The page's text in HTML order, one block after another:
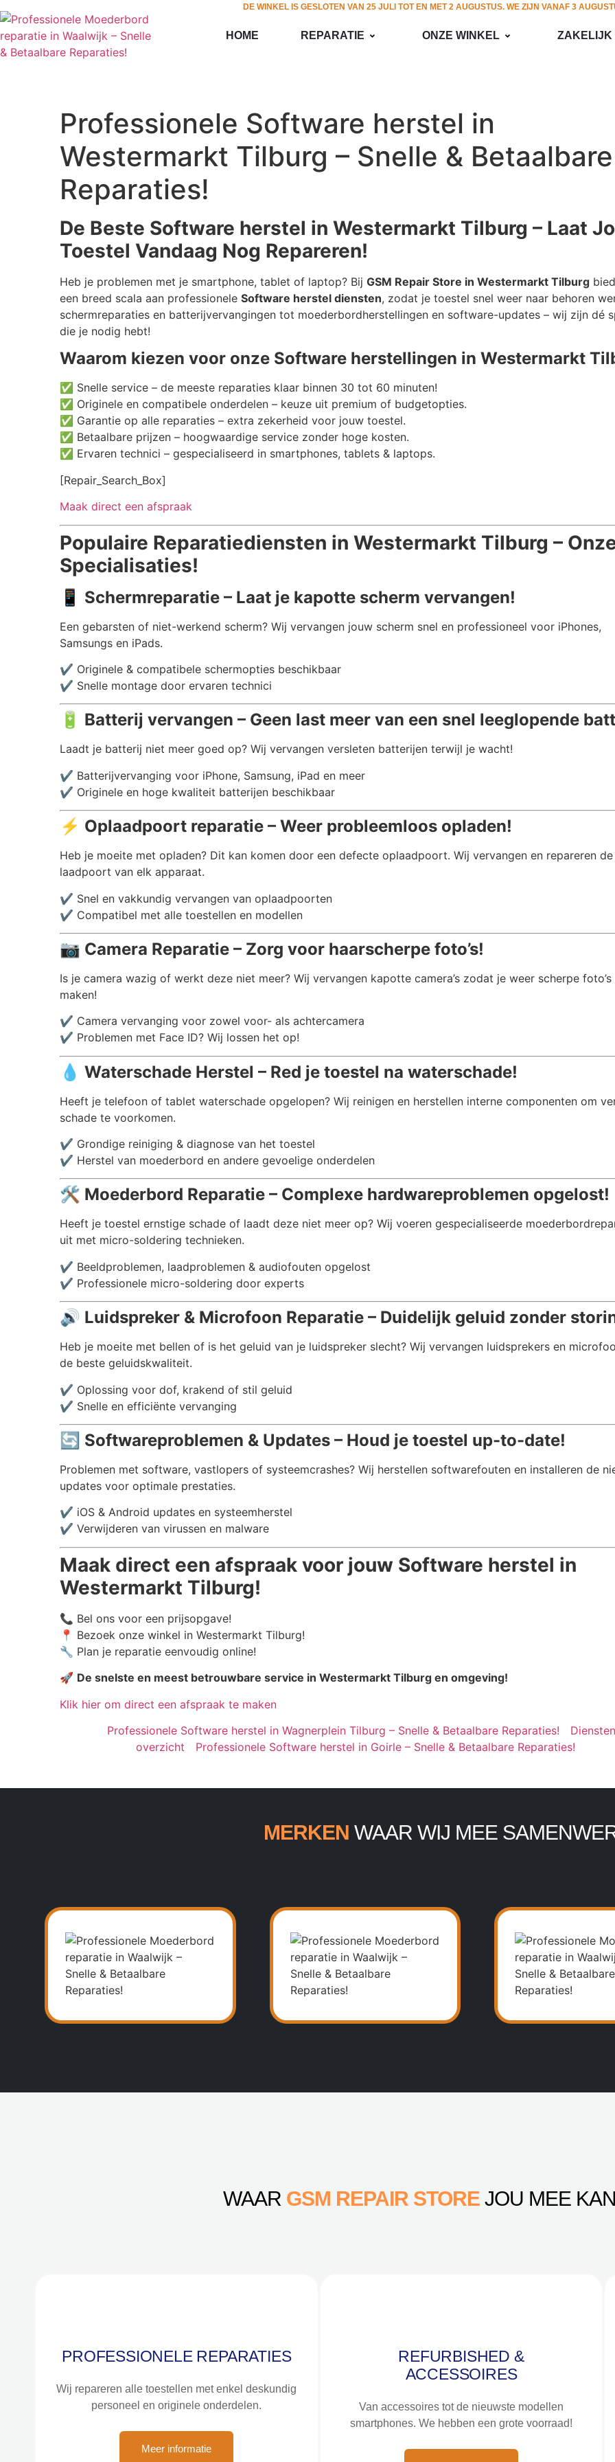
DE WINKEL IS GESLOTEN VAN 25 JULI TOT EN MET 2 AUGUSTUS. WE ZIJN VANAF 3
HOME REPARATIE ONZE WINKEL ZAKELIJK
Professionele Software herstel in
Westermarkt Tilburg – Snelle & Betaalbare
Reparaties!
De Beste Software herstel in Westermarkt Tilburg – Laat
Toestel Vandaag Nog Repareren!
Heb je problemen met je smartphone, tablet of laptop? Bij GSM Repair Store in Westermarkt Tilburg
een breed scala aan professionele Software herstel diensten, zodat je toestel snel weer naar behoren
schermreparaties en batterijvervangingen tot moederbordherstellingen en software-updates – wij zijn dé
die je nodig hebt!
Waarom kiezen voor onze Software herstellingen in Westermarkt
✅ Snelle service – de meeste reparaties klaar binnen 30 tot 60 minuten!
✅ Originele en compatibele onderdelen – keuze uit premium of budgetopties.
✅ Garantie op alle reparaties – extra zekerheid voor jouw toestel.
✅ Betaalbare prijzen – hoogwaardige service zonder hoge kosten.
✅ Ervaren technici – gespecialiseerd in smartphones, tablets & laptops.
[Repair_Search_Box]
Maak direct een afspraak
Populaire Reparatiediensten in Westermarkt Tilburg –
Specialisaties!
📱 Schermreparatie – Laat je kapotte scherm vervangen!
Een gebarsten of niet-werkend scherm? Wij vervangen jouw scherm snel en professioneel voor iPhones,
Samsungs en iPads.
✔️ Originele & compatibele schermopties beschikbaar
✔️ Snelle montage door ervaren technici
🔋 Batterij vervangen – Geen last meer van een snel leeglopende
Laadt je batterij niet meer goed op? Wij vervangen versleten batterijen terwijl je wacht!
✔️ Batterijvervanging voor iPhone, Samsung, iPad en meer
✔️ Originele en hoge kwaliteit batterijen beschikbaar
⚡ Oplaadpoort reparatie – Weer probleemloos opladen!
Heb je moeite met opladen? Dit kan komen door een defecte oplaadpoort. Wij vervangen en repareren de
laadpoort van elk apparaat.
✔️ Snel en vakkundig vervangen van oplaadpoorten
✔️ Compatibel met alle toestellen en modellen
📷 Camera Reparatie – Zorg voor haarscherpe foto’s!
Is je camera wazig of werkt deze niet meer? Wij vervangen kapotte camera’s zodat je weer scherpe foto’s
maken!
✔️ Camera vervanging voor zowel voor- als achtercamera
✔️ Problemen met Face ID? Wij lossen het op!
💧 Waterschade Herstel – Red je toestel na waterschade!
Heeft je telefoon of tablet waterschade opgelopen? Wij reinigen en herstellen interne componenten om
schade te voorkomen.
✔️ Grondige reiniging & diagnose van het toestel
✔️ Herstel van moederbord en andere gevoelige onderdelen
🛠️ Moederbord Reparatie – Complexe hardwareproblemen opgelost!
Heeft je toestel ernstige schade of laadt deze niet meer op? Wij voeren gespecialiseerde
uit met micro-soldering technieken.
✔️ Beeldproblemen, laadproblemen & audiofouten opgelost
✔️ Professionele micro-soldering door experts
🔊 Luidspreker & Microfoon Reparatie – Duidelijk geluid zonder
Heb je moeite met bellen of is het geluid van je luidspreker slecht? Wij vervangen luidsprekers en
de beste geluidskwaliteit.
✔️ Oplossing voor dof, krakend of stil geluid
✔️ Snelle en efficiënte vervanging
🔄 Softwareproblemen & Updates – Houd je toestel up-to-date!
Problemen met software, vastlopers of systeemcrashes? Wij herstellen softwarefouten en installeren de
updates voor optimale prestaties.
✔️ iOS & Android updates en systeemherstel
✔️ Verwijderen van virussen en malware
Maak direct een afspraak voor jouw Software herstel in
Westermarkt Tilburg!
📞 Bel ons voor een prijsopgave!
📍 Bezoek onze winkel in Westermarkt Tilburg!
🔧 Plan je reparatie eenvoudig online!
🚀 De snelste en meest betrouwbare service in Westermarkt Tilburg en omgeving!
Klik hier om direct een afspraak te maken
Professionele Software herstel in Wagnerplein Tilburg – Snelle & Betaalbare Reparaties!
Diensten
overzicht
Professionele Software herstel in Goirle – Snelle & Betaalbare Reparaties!
MERKEN WAAR WIJ MEE
WAAR GSM REPAIR STOREJOU MEE
PROFESSIONELE REPARATIES
Wij repareren alle toestellen met enkel deskundig
personeel en originele onderdelen.
Meer informatie
REFURBISHED &
ACCESSOIRES
Van accessoires tot de nieuwste modellen
smartphones. We hebben een grote voorraad!